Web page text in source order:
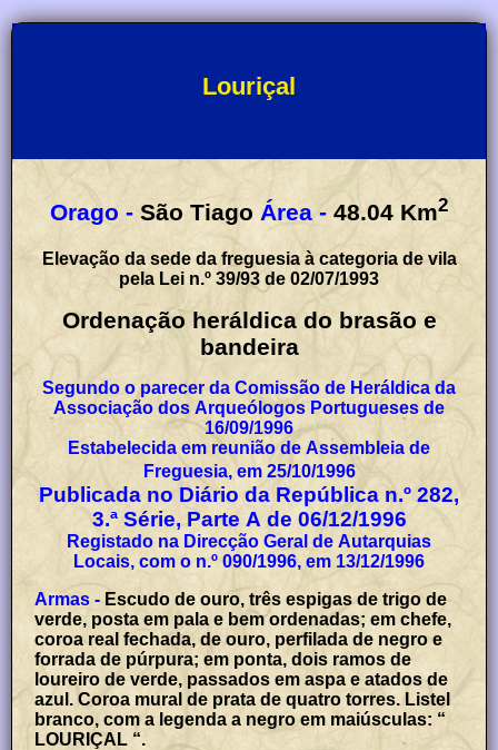
Louriçal
Orago - São Tiago Área - 48.04 Km2
Elevação da sede da freguesia à categoria de vila
pela Lei n.º 39/93 de 02/07/1993
Ordenação heráldica do brasão e
bandeira
Segundo o parecer da Comissão de Heráldica da
Associação dos Arqueólogos Portugueses de
16/09/1996
Estabelecida em reunião de Assembleia de
Freguesia, em 25/10/1996
Publicada no Diário da República n.º 282,
3.ª Série, Parte A de 06/12/1996
Registado na Direcção Geral de Autarquias
Locais, com o n.º 090/1996, em 13/12/1996
Armas - Escudo de ouro, três espigas de trigo de
verde, posta em pala e bem ordenadas; em chefe,
coroa real fechada, de ouro, perfilada de negro e
forrada de púrpura; em ponta, dois ramos de
loureiro de verde, passados em aspa e atados de
azul. Coroa mural de prata de quatro torres. Listel
branco, com a legenda a negro em maiúsculas: “
LOURIÇAL “.